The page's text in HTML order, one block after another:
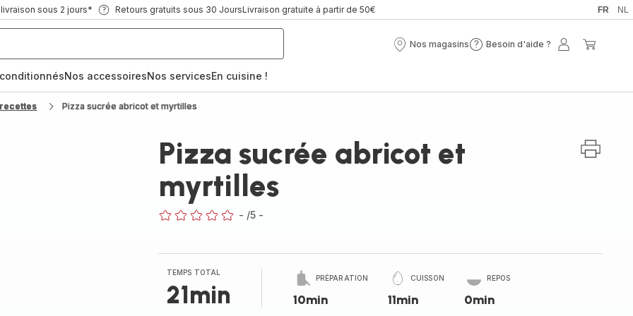
sous 2 jours* Retours gratuits sous 30 JoursLivraison gratuite à partir de 50€ FR NL
Nos magasins
Nos
Besoin d'aide ?
Besoin
Mon
Nos accessoiresNos servicesEn cuisine !
Pizza sucrée abricot et myrtilles
Pizza sucrée abricot et
myrtilles
- /5 -
TEMPS TOTAL
21min
PRÉPARATION
10min
CUISSON
11min
REPOS
0min